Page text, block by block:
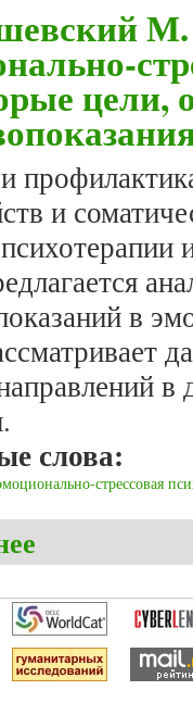
М.
цели,
и
в
в
слова:
стрессовая